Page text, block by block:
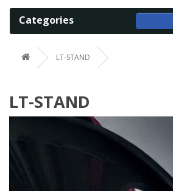
Categories
LT-STAND
LT-STAND